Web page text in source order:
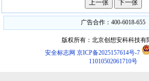
广告合作：400-6018-655
版权所有：北京创想安科科技有
安全标志网 京ICP备2025157614号-7
11010502061710号